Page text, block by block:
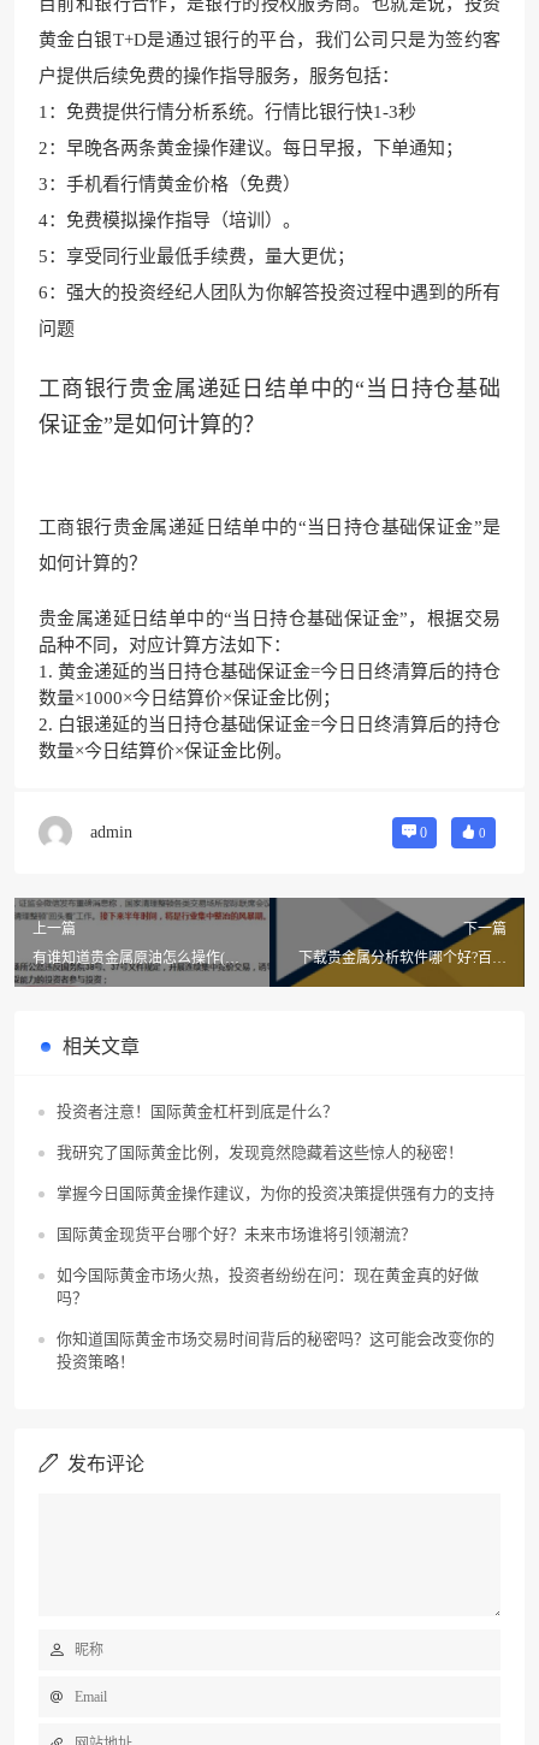
黄金白银T+D是通过银行的平台，我们公司只是为签约客
户提供后续免费的操作指导服务，服务包括：
1：免费提供行情分析系统。行情比银行快1-3秒
2：早晚各两条黄金操作建议。每日早报，下单通知；
3：手机看行情黄金价格（免费）
4：免费模拟操作指导（培训）。
5：享受同行业最低手续费，量大更优；
6：强大的投资经纪人团队为你解答投资过程中遇到的所有
问题
工商银行贵金属递延日结单中的“当日持仓基础
保证金”是如何计算的？
工商银行贵金属递延日结单中的“当日持仓基础保证金”是
如何计算的？
贵金属递延日结单中的“当日持仓基础保证金”，根据交易
品种不同，对应计算方法如下：
1. 黄金递延的当日持仓基础保证金=今日日终清算后的持仓
数量×1000×今日结算价×保证金比例；
2. 白银递延的当日持仓基础保证金=今日日终清算后的持仓
数量×今日结算价×保证金比例。
admin 0 0
上一篇
有谁知道贵金属原油怎么操作(贵
金属与原油的区别?)
下一篇
下载贵金属分析软件哪个好?百德
金贵金属行情哪里下载?
相关文章
投资者注意！国际黄金杠杆到底是什么？
我研究了国际黄金比例，发现竟然隐藏着这些惊人的秘密！
掌握今日国际黄金操作建议，为你的投资决策提供强有力的支持
国际黄金现货平台哪个好？未来市场谁将引领潮流？
如今国际黄金市场火热，投资者纷纷在问：现在黄金真的好做
吗？
你知道国际黄金市场交易时间背后的秘密吗？这可能会改变你的
投资策略！
发布评论